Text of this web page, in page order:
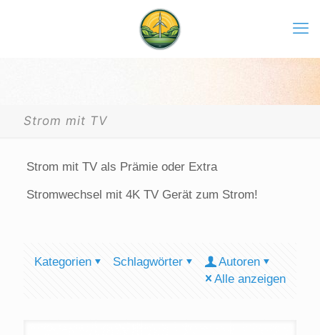
Strom mit TV
Strom mit TV als Prämie oder Extra
Stromwechsel mit 4K TV Gerät zum Strom!
Kategorien Schlagwörter
Autoren
Alle anzeigen